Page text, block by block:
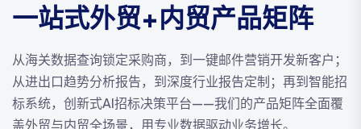
一站式外贸+内贸产品矩阵
从海关数据查询锁定采购商，到一键邮件营销开发新客户；
从进出口趋势分析报告，到深度行业报告定制；再到智能招
标系统，创新式AI招标决策平台——我们的产品矩阵全面覆
盖外贸与内贸全场景，用专业数据驱动业务增长。